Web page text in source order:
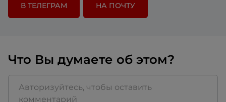
В ТЕЛЕГРАМ НА ПОЧТУ
Что Вы думаете об этом?